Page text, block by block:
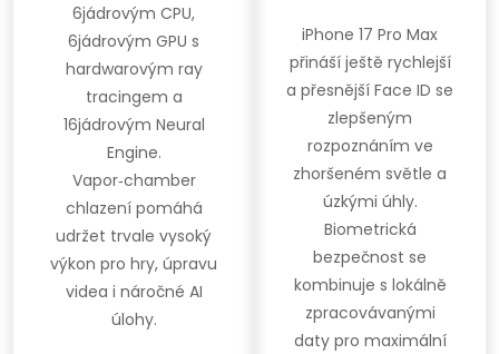
6jádrovým CPU,
6jádrovým GPU s
hardwarovým ray
tracingem a
16jádrovým Neural
Engine.
Vapor‑chamber
chlazení pomáhá
udržet trvale vysoký
výkon pro hry, úpravu
videa i náročné AI
úlohy.
iPhone 17 Pro Max
přináší ještě rychlejší
a přesnější Face ID se
zlepšeným
rozpoznáním ve
zhoršeném světle a
úzkými úhly.
Biometrická
bezpečnost se
kombinuje s lokálně
zpracovávanými
daty pro maximální